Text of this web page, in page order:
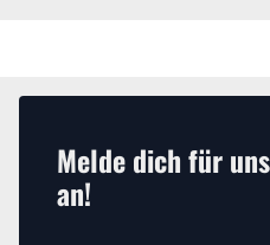
Melde dich für
an!